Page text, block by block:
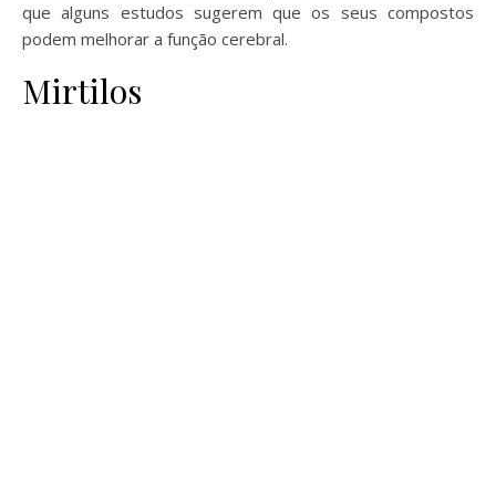
que alguns estudos sugerem que os seus compostos
podem melhorar a função cerebral.
Mirtilos